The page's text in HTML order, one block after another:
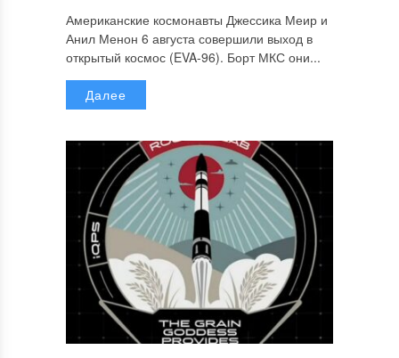
Американские космонавты Джессика Меир и
Анил Менон 6 августа совершили выход в
открытый космос (EVA-96). Борт МКС они...
Далее